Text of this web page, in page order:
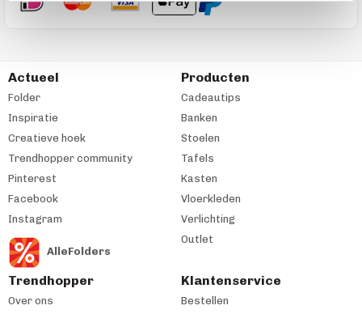
Actueel
Folder
Inspiratie
Creatieve hoek
Trendhopper community
Pinterest
Facebook
Instagram
AlleFolders
Producten
Cadeautips
Banken
Stoelen
Tafels
Kasten
Vloerkleden
Verlichting
Outlet
Trendhopper
Over ons
Klantenservice
Bestellen